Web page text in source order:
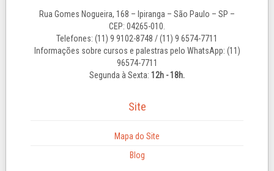
Rua Gomes Nogueira, 168 – Ipiranga – São Paulo – SP –
CEP: 04265-010.
Telefones: (11) 9 9102-8748 / (11) 9 6574-7711
Informações sobre cursos e palestras pelo WhatsApp: (11)
96574-7711
Segunda à Sexta: 12h - 18h.
Site
Mapa do Site
Blog